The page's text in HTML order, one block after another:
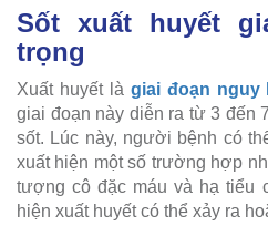
Sốt xuất huyết
trọng
Xuất huyết là giai đoạn nguy
giai đoạn này diễn ra từ 3 đến
sốt. Lúc này, người bệnh có
xuất hiện một số trường hợp
tượng cô đặc máu và hạ tiểu
hiện xuất huyết có thể xảy ra